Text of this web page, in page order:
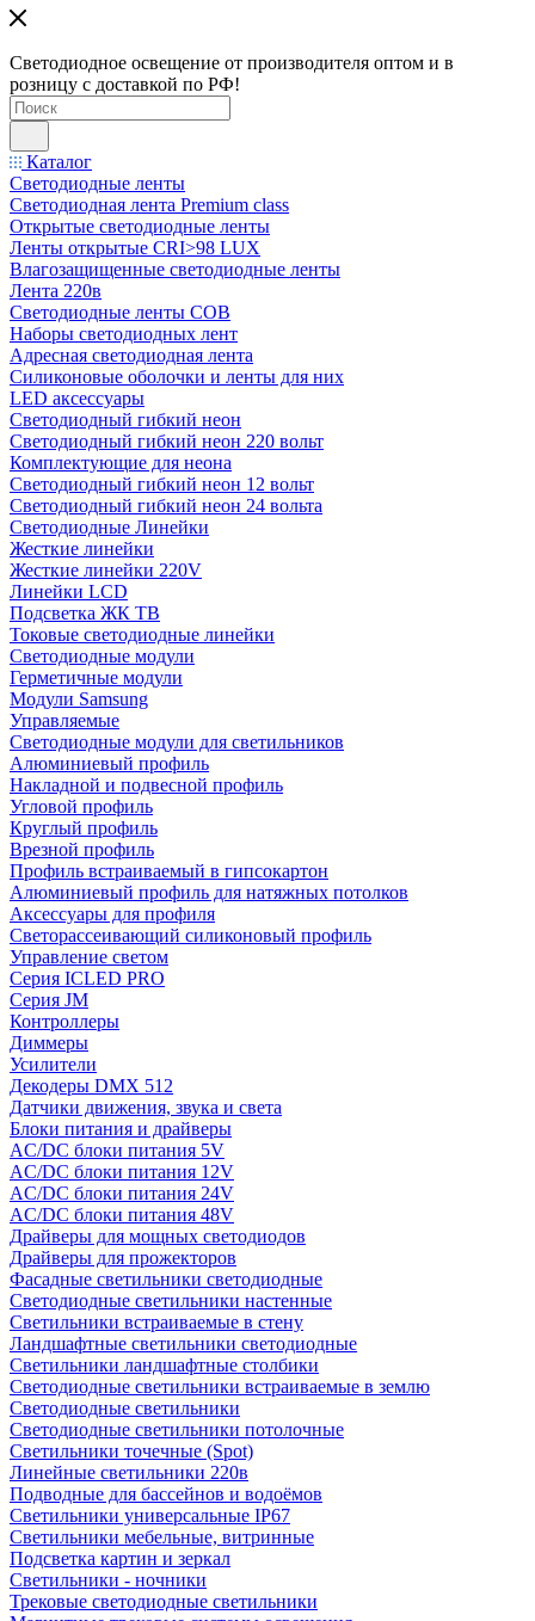
Светодиодное освещение от производителя оптом и в
розницу с доставкой по РФ!
Каталог
Светодиодные ленты
Светодиодная лента Premium class
Открытые светодиодные ленты
Ленты открытые CRI>98 LUX
Влагозащищенные светодиодные ленты
Лента 220в
Светодиодные ленты COB
Наборы светодиодных лент
Адресная светодиодная лента
Силиконовые оболочки и ленты для них
LED аксессуары
Светодиодный гибкий неон
Светодиодный гибкий неон 220 вольт
Комплектующие для неона
Светодиодный гибкий неон 12 вольт
Светодиодный гибкий неон 24 вольта
Светодиодные Линейки
Жесткие линейки
Жесткие линейки 220V
Линейки LCD
Подсветка ЖК ТВ
Токовые светодиодные линейки
Светодиодные модули
Герметичные модули
Модули Samsung
Управляемые
Светодиодные модули для светильников
Алюминиевый профиль
Накладной и подвесной профиль
Угловой профиль
Круглый профиль
Врезной профиль
Профиль встраиваемый в гипсокартон
Алюминиевый профиль для натяжных потолков
Аксессуары для профиля
Светорассеивающий силиконовый профиль
Управление светом
Серия ICLED PRO
Серия JM
Контроллеры
Диммеры
Усилители
Декодеры DMX 512
Датчики движения, звука и света
Блоки питания и драйверы
AC/DC блоки питания 5V
AC/DC блоки питания 12V
AC/DC блоки питания 24V
AC/DC блоки питания 48V
Драйверы для мощных светодиодов
Драйверы для прожекторов
Фасадные светильники светодиодные
Светодиодные светильники настенные
Светильники встраиваемые в стену
Ландшафтные светильники светодиодные
Светильники ландшафтные столбики
Светодиодные светильники встраиваемые в землю
Светодиодные светильники
Светодиодные светильники потолочные
Светильники точечные (Spot)
Линейные светильники 220в
Подводные для бассейнов и водоёмов
Светильники универсальные IP67
Светильники мебельные, витринные
Подсветка картин и зеркал
Светильники - ночники
Трековые светодиодные светильники